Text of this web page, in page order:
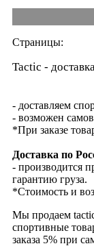
Страницы:
Tactic -
- доставляем
- возможен
*При заказе
Доставка по
- производится
гарантию груза.
*Стоимость и
Мы продаем
спортивные
заказа 5% при